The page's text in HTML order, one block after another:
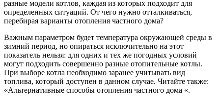
разные модели котлов, каждая из которых подходит для
определенных ситуаций. От чего нужно отталкиваться,
перебирая варианты отопления частного дома?
Важным параметром будет температура окружающей среды в
зимний период, но опираться исключительно на этот
показатель нельзя: для одних и тех же погодных условий
могут подходить совершенно разные отопительные котлы.
При выборе котла необходимо заранее учитывать вид
топлива, который доступен в данном случае. Читайте также:
«Альтернативные способы отопления частного дома «.